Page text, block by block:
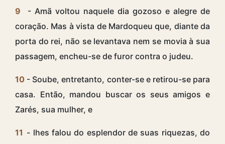
9
- Amã voltou naquele dia gozoso e alegre de
coração. Mas à vista de Mardoqueu que, diante da
porta do rei, não se levantava nem se movia à sua
passagem, encheu-se de furor contra o judeu.
10 - Soube, entretanto, conter-se e retirou-se para
casa. Então, mandou buscar os seus amigos e
Zarés, sua mulher, e
11 - lhes falou do esplendor de suas riquezas, do